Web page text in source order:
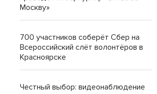
Москву»
700 участников соберёт Сбер на
Всероссийский слёт волонтёров в
Красноярске
Честный выбор: видеонаблюдение